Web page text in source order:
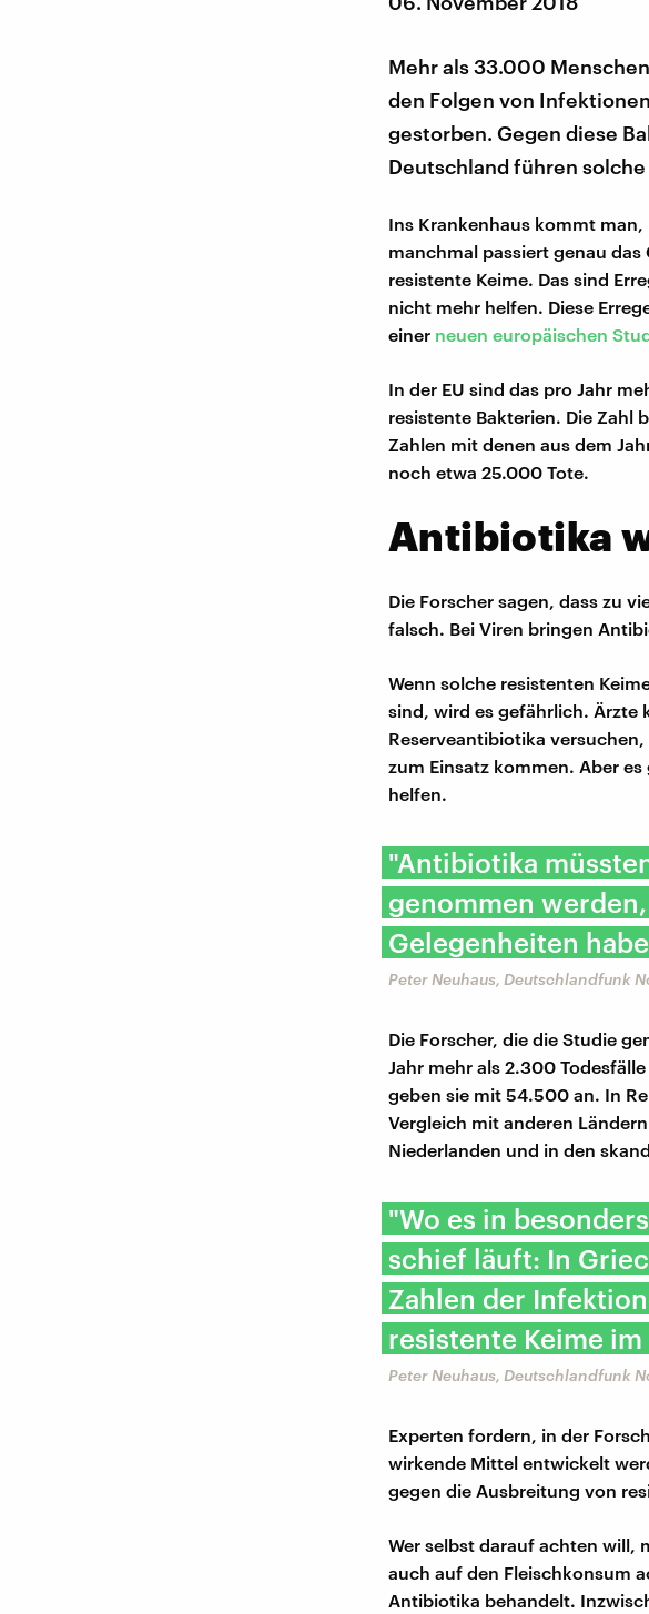
Mehr als 33.000
den Folgen von
gestorben. Gegen diese
Deutschland führen
Ins Krankenhaus kommt
manchmal passiert genau
resistente Keime. Das sind
nicht mehr helfen. Diese
einer neuen europäischen
In der EU sind das pro Jahr
resistente Bakterien. Die Zahl
Zahlen mit denen aus dem
noch etwa 25.000 Tote.
Antibiotika
Die Forscher sagen, dass zu
falsch. Bei Viren bringen
Wenn solche resistenten
sind, wird es gefährlich. Ärzte
Reserveantibiotika
zum Einsatz kommen. Aber
helfen.
"Antibiotika
genommen
Gelegenheiten
Peter Neuhaus, Deutschlandfunk
Die Forscher, die die Studie
Jahr mehr als 2.300
geben sie mit 54.500 an. In
Vergleich mit anderen
Niederlanden und in den
"Wo es in
schief läuft: In
Zahlen der
resistente Keime
Peter Neuhaus, Deutschlandfunk
Experten fordern, in der
wirkende Mittel entwickelt
gegen die Ausbreitung von
Wer selbst darauf achten will,
auch auf den Fleischkonsum
Antibiotika behandelt.